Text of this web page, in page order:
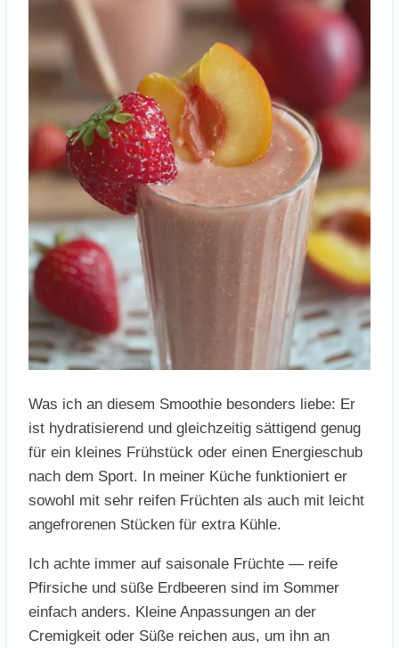
Was ich an diesem Smoothie besonders liebe: Er
ist hydratisierend und gleichzeitig sättigend genug
für ein kleines Frühstück oder einen Energieschub
nach dem Sport. In meiner Küche funktioniert er
sowohl mit sehr reifen Früchten als auch mit leicht
angefrorenen Stücken für extra Kühle.
Ich achte immer auf saisonale Früchte — reife
Pfirsiche und süße Erdbeeren sind im Sommer
einfach anders. Kleine Anpassungen an der
Cremigkeit oder Süße reichen aus, um ihn an